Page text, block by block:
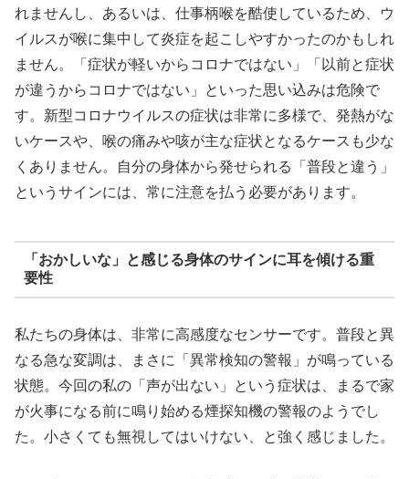
れませんし、あるいは、仕事柄喉を酷使しているため、ウ
イルスが喉に集中して炎症を起こしやすかったのかもしれ
ません。「症状が軽いからコロナではない」「以前と症状
が違うからコロナではない」といった思い込みは危険で
す。新型コロナウイルスの症状は非常に多様で、発熱がな
いケースや、喉の痛みや咳が主な症状となるケースも少な
くありません。自分の身体から発せられる「普段と違う」
というサインには、常に注意を払う必要があります。
「おかしいな」と感じる身体のサインに耳を傾ける重
要性
私たちの身体は、非常に高感度なセンサーです。普段と異
なる急な変調は、まさに「異常検知の警報」が鳴っている
状態。今回の私の「声が出ない」という症状は、まるで家
が火事になる前に鳴り始める煙探知機の警報のようでし
た。小さくても無視してはいけない、と強く感じました。